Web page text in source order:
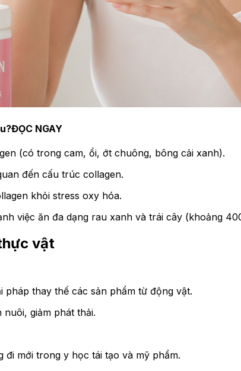
ĐỌC NGAY
(có trong cam, ổi, ớt chuông, bông cải xanh).
đến cấu trúc collagen.
khỏi stress oxy hóa.
việc ăn đa dạng rau xanh và trái cây (khoảng
vật
pháp thay thế các sản phẩm từ động vật.
giảm phát thải.
đi mới trong y học tái tạo và mỹ phẩm.